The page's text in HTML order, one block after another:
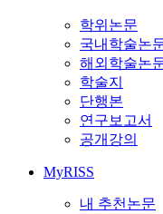
학위논문
국내학술논
해외학술논
학술지
단행본
연구보고서
공개강의
MyRISS
내 추천논문